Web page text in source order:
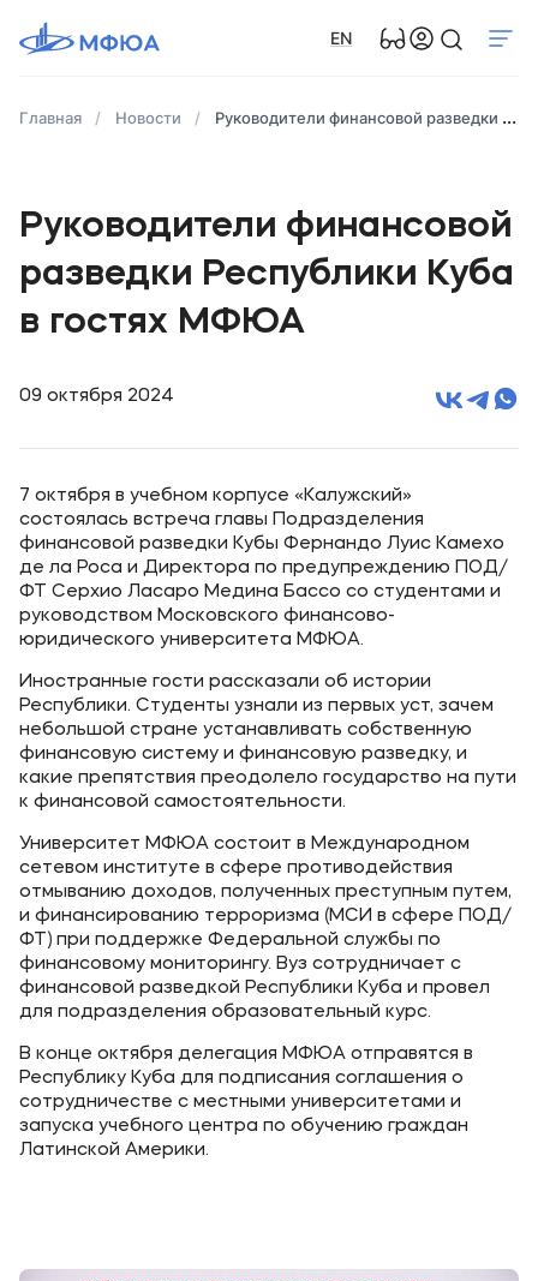
EN
Главная Новости Руководители финансовой разведки Республики Куба в гостях МФЮА
Руководители финансовой
разведки Республики Куба
в гостях МФЮА
09 октября 2024
7 октября в учебном корпусе «Калужский»
состоялась встреча главы Подразделения
финансовой разведки Кубы Фернандо Луис Камехо
де ла Роса и Директора по предупреждению ПОД/
ФТ Серхио Ласаро Медина Бассо со студентами и
руководством Московского финансово-
юридического университета МФЮА.
Иностранные гости рассказали об истории
Республики. Студенты узнали из первых уст, зачем
небольшой стране устанавливать собственную
финансовую систему и финансовую разведку, и
какие препятствия преодолело государство на пути
к финансовой самостоятельности.
Университет МФЮА состоит в Международном
сетевом институте в сфере противодействия
отмыванию доходов, полученных преступным путем,
и финансированию терроризма (МСИ в сфере ПОД/
ФТ) при поддержке Федеральной службы по
финансовому мониторингу. Вуз сотрудничает с
финансовой разведкой Республики Куба и провел
для подразделения образовательный курс.
В конце октября делегация МФЮА отправятся в
Республику Куба для подписания соглашения о
сотрудничестве с местными университетами и
запуска учебного центра по обучению граждан
Латинской Америки.